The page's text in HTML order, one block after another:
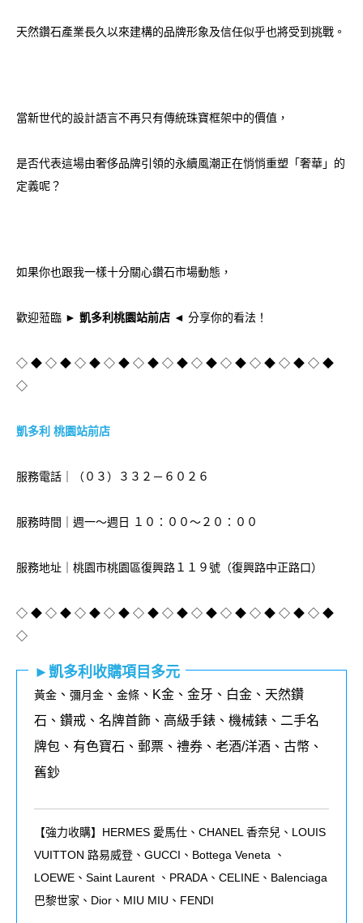
天然鑽石產業長久以來建構的品牌形象及信任似乎也將受到挑戰。
當新世代的設計語言不再只有傳統珠寶框架中的價值，
是否代表這場由奢侈品牌引領的永續風潮正在悄悄重塑「奢華」的
定義呢？
如果你也跟我一樣十分關心鑽石市場動態，
歡迎蒞臨 ► 凱多利桃園站前店 ◄ 分享你的看法！
◇ ◆ ◇ ◆ ◇ ◆ ◇ ◆ ◇ ◆ ◇ ◆ ◇ ◆ ◇ ◆ ◇ ◆ ◇ ◆ ◇ ◆
◇
凱多利 桃園站前店
服務電話｜（０３）３３２－６０２６
服務時間｜週一～週日 １０：００～２０：００
服務地址｜桃園市桃園區復興路１１９號（復興路中正路口）
◇ ◆ ◇ ◆ ◇ ◆ ◇ ◆ ◇ ◆ ◇ ◆ ◇ ◆ ◇ ◆ ◇ ◆ ◇ ◆ ◇ ◆
◇
►凱多利收購項目多元
黃金 、 彌月金 、 金條 、K金、金牙、白金、天然鑽
石、鑽戒、名牌首飾、高級手錶、機械錶、二手名
牌包、有色寶石、郵票、禮券、老酒/洋酒、古幣、
舊鈔
【強力收購】HERMES 愛馬仕、CHANEL 香奈兒、LOUIS
VUITTON 路易威登、GUCCI、Bottega Veneta 、
LOEWE、Saint Laurent 、PRADA、CELINE、Balenciaga
巴黎世家、Dior、MIU MIU、FENDI